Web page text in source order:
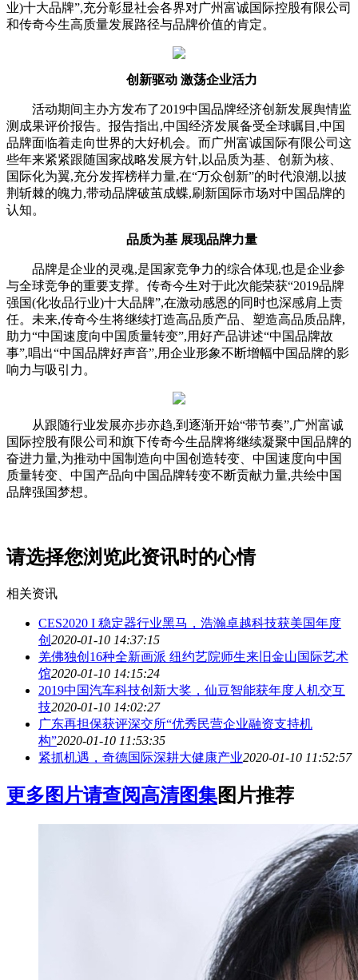
业)十大品牌”,充分彰显社会各界对广州富诚国际控股有限公司
和传奇今生高质量发展路径与品牌价值的肯定。
创新驱动 激荡企业活力
活动期间主办方发布了2019中国品牌经济创新发展舆情监
测成果评价报告。报告指出,中国经济发展备受全球瞩目,中国
品牌面临着走向世界的大好机会。而广州富诚国际有限公司这
些年来紧紧跟随国家战略发展方针,以品质为基、创新为核、
国际化为翼,充分发挥榜样力量,在“万众创新”的时代浪潮,以披
荆斩棘的魄力,带动品牌破茧成蝶,刷新国际市场对中国品牌的
认知。
品质为基 展现品牌力量
品牌是企业的灵魂,是国家竞争力的综合体现,也是企业参
与全球竞争的重要支撑。传奇今生对于此次能荣获“2019品牌
强国(化妆品行业)十大品牌”,在激动感恩的同时也深感肩上责
任。未来,传奇今生将继续打造高品质产品、塑造高品质品牌,
助力“中国速度向中国质量转变”,用好产品讲述“中国品牌故
事”,唱出“中国品牌好声音”,用企业形象不断增幅中国品牌的影
响力与吸引力。
从跟随行业发展亦步亦趋,到逐渐开始“带节奏”,广州富诚
国际控股有限公司和旗下传奇今生品牌将继续凝聚中国品牌的
奋进力量,为推动中国制造向中国创造转变、中国速度向中国
质量转变、中国产品向中国品牌转变不断贡献力量,共绘中国
品牌强国梦想。
请选择您浏览此资讯时的心情
相关资讯
CES2020 I 稳定器行业黑马，浩瀚卓越科技获美国年度
创 2020-01-10 14:37:15
羌佛独创16种全新画派 纽约艺院师生来旧金山国际艺术
馆2020-01-10 14:15:24
2019中国汽车科技创新大奖，仙豆智能获年度人机交互
技2020-01-10 14:02:27
广东再担保获评深交所“优秀民营企业融资支持机
构”2020-01-10 11:53:35
紧抓机遇，奇德国际深耕大健康产业2020-01-10 11:52:57
更多图片请查阅高清图集图片推荐